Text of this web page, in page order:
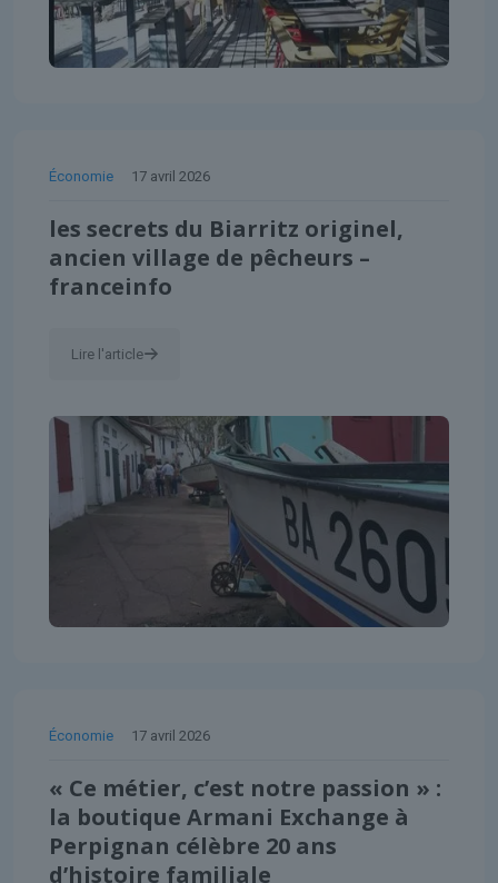
Économie 17 avril 2026
les secrets du Biarritz originel,
ancien village de pêcheurs –
franceinfo
Lire l'article
Économie 17 avril 2026
« Ce métier, c’est notre passion » :
la boutique Armani Exchange à
Perpignan célèbre 20 ans
d’histoire familiale